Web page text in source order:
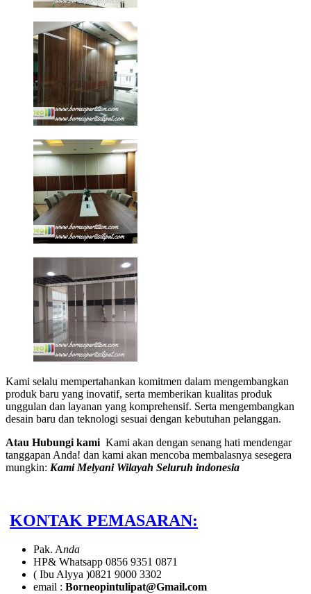
Kami selalu mempertahankan komitmen dalam mengembangkan
produk baru yang inovatif, serta memberikan kualitas produk
unggulan dan layanan yang komprehensif. Serta mengembangkan
desain baru dan teknologi sesuai dengan kebutuhan pelanggan.
Atau Hubungi kami Kami akan dengan senang hati mendengar
tanggapan Anda! dan kami akan mencoba membalasnya sesegera
mungkin: Kami Melyani Wilayah Seluruh indonesia
KONTAK PEMASARAN:
Pak. Anda
HP& Whatsapp 0856 9351 0871
( Ibu Alyya )0821 9000 3302
email : Borneopintulipat@Gmail.com